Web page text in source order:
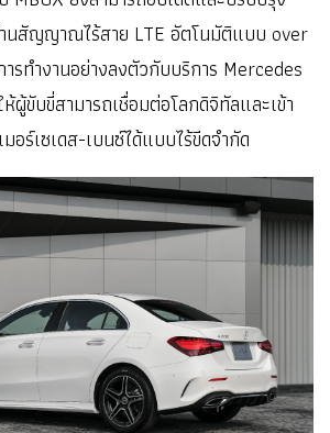
นสัญญาณไร้สาย LTE อัตโนมัติแบบ over
ทำงานอย่างลงตัวกับบริการ Mercedes
ผู้ขับขี่สามารถเชื่อมต่อโลกดิจิทัลและเข้า
อร์เซเดส-เบนซ์ได้แบบไร้ขีดจำกัด